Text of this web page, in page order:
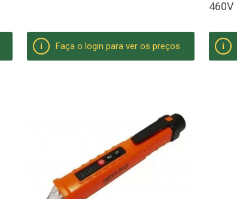
i Faça o login para ver os preços
460V
i